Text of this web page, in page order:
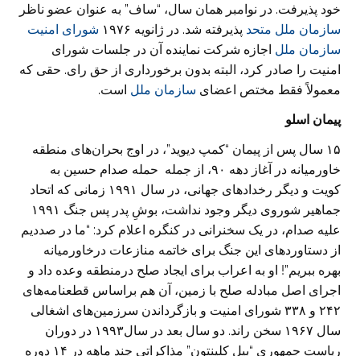
خود پذیرفت. در نوامبر همان سال، “ساف” به عنوان عضو ناظر
سازمان ملل متحد پذیرفته شد. در ژانویه ۱۹۷۶
شورای امنیت
سازمان ملل اجازه شرکت نماینده آن در جلسات شورای
امنیت را صادر کرد، البته بدون برخورداری از حق رای. حقی که
معمولاً فقط مختص اعضای سازمان ملل است.
پیمان اسلو
۱۵ سال پس از پیمان “کمپ دیوید”، در اوج بحران‌های منطقه
خاورمیانه در آغاز دهه ۹۰، از جمله حمله صدام حسین به
کویت و دیگر رخدادهای جهانی، در سال ۱۹۹۱ زمانی که اتحاد
جماهیر شوروی دیگر وجود نداشت، بوشِ پدر پس جنگ ۱۹۹۱
علیه صدام، در یک سخنرانی در کنگره اعلام کرد: “ما در صددیم
از دستاوردهای این جنگ برای خاتمه منازعات درخاورمیانه
بهره ببریم”! او به اعراب برای ایجاد صلح درمنطقه وعده داد و
اجرای اصل مبادله صلح با زمین، آن هم براساس قطعنامه‌های
۲۴۲ و ۳۳۸ شورای امنیت و بازگرداندن سرزمین‌های اشغالی
سال ۱۹۶۷ سخن راند. دو سال بعد در سال۱۹۹۳ در دوران
ریاست جمهوری “بیل کلینتون” مذاکراتی چند ماهه در ۱۴ دوره